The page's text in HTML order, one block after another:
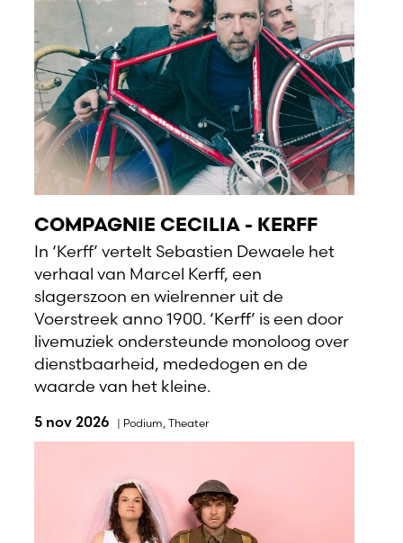
COMPAGNIE CECILIA - KERFF
In ‘Kerff’ vertelt Sebastien Dewaele het
verhaal van Marcel Kerff, een
slagerszoon en wielrenner uit de
Voerstreek anno 1900. ‘Kerff’ is een door
livemuziek ondersteunde monoloog over
dienstbaarheid, mededogen en de
waarde van het kleine.
5 nov 2026 | Podium, Theater